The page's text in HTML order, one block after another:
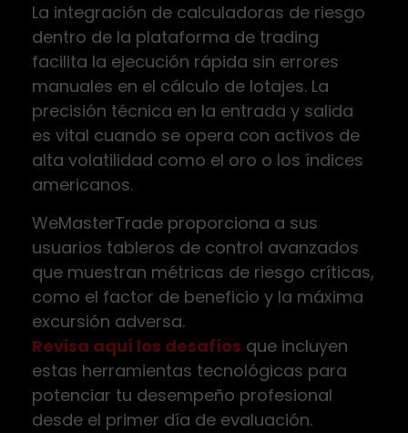
La integración de calculadoras de riesgo
dentro de la plataforma de trading
facilita la ejecución rápida sin errores
manuales en el cálculo de lotajes. La
precisión técnica en la entrada y salida
es vital cuando se opera con activos de
alta volatilidad como el oro o los índices
americanos.
WeMasterTrade proporciona a sus
usuarios tableros de control avanzados
que muestran métricas de riesgo críticas,
como el factor de beneficio y la máxima
excursión adversa.
Revisa aquí los desafíos que incluyen
estas herramientas tecnológicas para
potenciar tu desempeño profesional
desde el primer día de evaluación.